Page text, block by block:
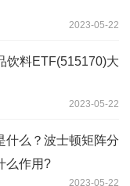
2023-05-22
饮料ETF(515170)大
2023-05-22
什么？波士顿矩阵分
么作用?
2023-05-22